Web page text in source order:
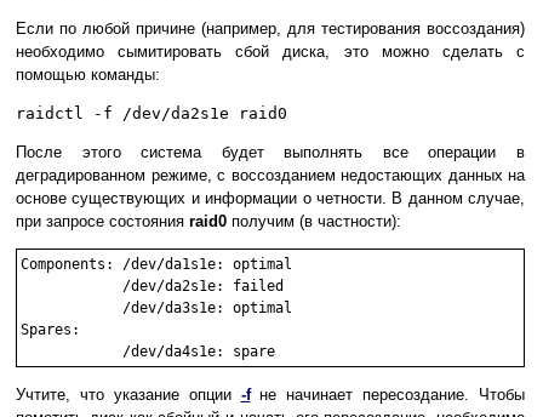
Если по любой причине (например, для тестирования воссоздания)
необходимо сымитировать сбой диска, это можно сделать с
помощью команды:
raidctl -f /dev/da2s1e raid0
После этого система будет выполнять все операции в
деградированном режиме, с воссозданием недостающих данных на
основе существующих и информации о четности. В данном случае,
при запросе состояния raid0 получим (в частности):
Components: /dev/da1s1e: optimal
            /dev/da2s1e: failed
            /dev/da3s1e: optimal
Spares:
Учтите, что указание опции -fне начинает пересоздание. Чтобы